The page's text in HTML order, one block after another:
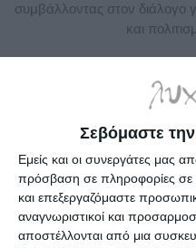
Σεβόμαστε την
Εμείς και οι συνεργάτες μας
πρόσβαση σε πληροφορίες
και επεξεργαζόμαστε
αναγνωριστικοί και
αποστέλλονται από μια
συμβάλλοντας στον διάλογο
και
Κατασκευαστές